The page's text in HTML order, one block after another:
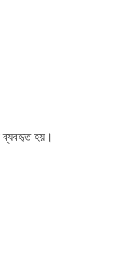
ব্যবহৃত হয়।